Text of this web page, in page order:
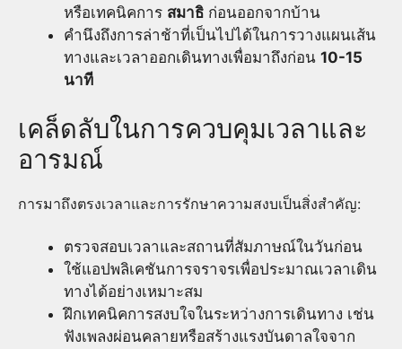
หรือเทคนิคการ สมาธิ ก่อนออกจากบ้าน
คำนึงถึงการล่าช้าที่เป็นไปได้ในการวางแผนเส้น
ทางและเวลาออกเดินทางเพื่อมาถึงก่อน 10-15
นาที
เคล็ดลับในการควบคุมเวลาและ
อารมณ์
การมาถึงตรงเวลาและการรักษาความสงบเป็นสิ่งสำคัญ:
ตรวจสอบเวลาและสถานที่สัมภาษณ์ในวันก่อน
ใช้แอปพลิเคชันการจราจรเพื่อประมาณเวลาเดิน
ทางได้อย่างเหมาะสม
ฝึกเทคนิคการสงบใจในระหว่างการเดินทาง เช่น
ฟังเพลงผ่อนคลายหรือสร้างแรงบันดาลใจจาก